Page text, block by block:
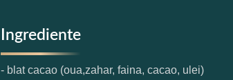
Ingrediente
- blat cacao (oua,zahar, faina, cacao, ulei)